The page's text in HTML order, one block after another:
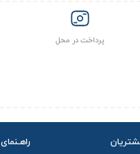
پرداخت در محل